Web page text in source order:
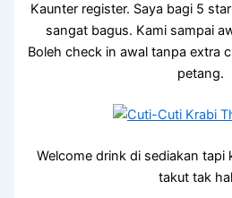
Kaunter register. Saya bagi 5
sangat bagus. Kami sampai
Boleh check in awal tanpa extra
petang.
Welcome drink di sediakan tapi
takut tak